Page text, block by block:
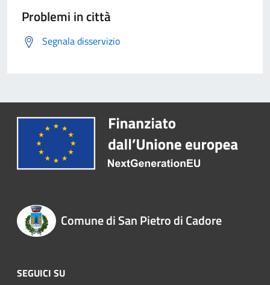
Problemi in città
Segnala disservizio
Comune di San Pietro di Cadore
SEGUICI SU